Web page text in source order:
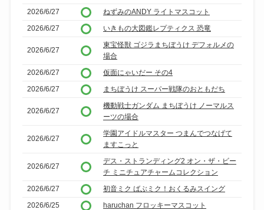
2026/6/27
ねずみのANDY ライトマスコット
2026/6/27
いきもの大図鑑レプティクス 恐竜
2026/6/27
東宝怪獣 ゴジラまちぼうけ デフォルメの
場合
2026/6/27
仮面にゃいだー その4
2026/6/27
まちぼうけ スーパー戦隊のおともだち
2026/6/27
機動戦士ガンダム まちぼうけ ノーマルス
ーツの場合
2026/6/27
学園アイドルマスター つまんでつなげて
ますこっと
2026/6/27
デス・ストランディング2 オン・ザ・ビー
チ ミニチュアチャームコレクション
2026/6/27
初音ミク ばぶミク！おくるみスイング
2026/6/25
haruchan フロッキーマスコット